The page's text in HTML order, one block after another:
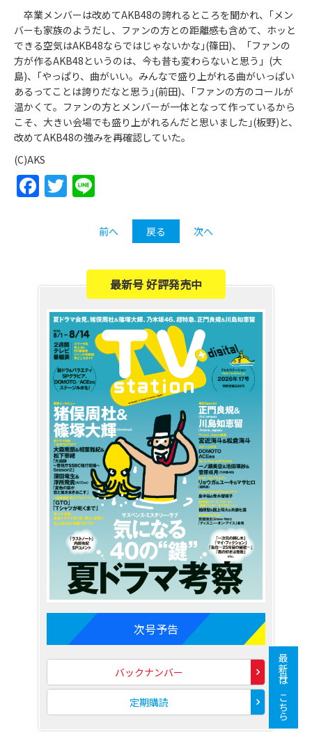
卒業メンバーは改めてAKB48の誇れるところを聞かれ、｢メン
バーも家族のようだし、ファンの方との距離感も含めて、ホッと
できる空気はAKB48ならではじゃないかな｣(篠田)、「ファンの
方が作るAKB48というのは、今も昔も変わらないと思う」(大
島)、｢やっぱり、曲がいい。みんなで盛り上がれる曲がいっぱい
あるってことは誇りだなと思う｣(前田)、｢ファンの方のコールが
温かくて。ファンの方とメンバーが一体となって作っているから
こそ、大きい会場でも盛り上がれるんだと思いました｣(板野)と、
改めてAKB48の強みを再確認していた。
(C)AKS
Facebook
Twitter
前へ 戻る 次へ
最新号 好評発売中
次号予告
バックナンバー
定期購読 最新号はこちら